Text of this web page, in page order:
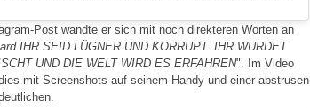
Post wandte er sich mit noch direkteren Worten an
IHR SEID LÜGNER UND KORRUPT. IHR WURDET
UND DIE WELT WIRD ES ERFAHREN". Im Video
mit Screenshots auf seinem Handy und einer abstrusen